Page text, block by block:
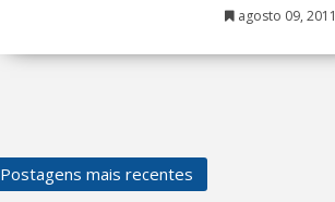
agosto 09, 2011
Postagens mais recentes